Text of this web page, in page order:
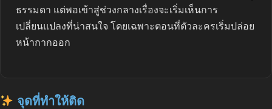
ธรรมดา แต่พอเข้าสู่ช่วงกลางเรื่องจะเริ่มเห็นการ
เปลี่ยนแปลงที่น่าสนใจ โดยเฉพาะตอนที่ตัวละครเริ่มปล่อย
หน้ากากออก
จุดที่ทำให้ติด